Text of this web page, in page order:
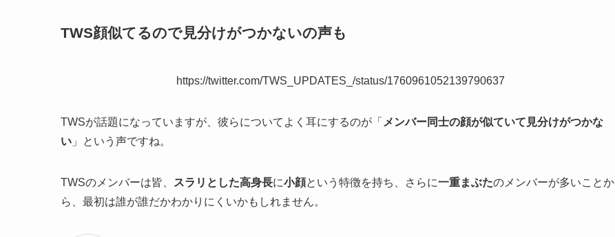
TWS顔似てるので見分けがつかないの声も
https://twitter.com/TWS_UPDATES_/status/1760961052139790637
TWSが話題になっていますが、彼らについてよく耳にするのが「 メンバー同士の顔が似ていて見分けがつかな
い 」という声ですね。
TWSのメンバーは皆、 スラリとした高身長に小顔という特徴を持ち、さらに一重まぶたのメンバーが多いことか
ら、最初は誰が誰だかわかりにくいかもしれません。